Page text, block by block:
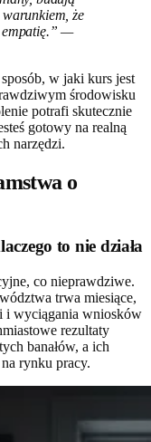
warunkiem, że
empatię.” —
w jaki kurs jest
środowisku
potrafi skutecznie
gotowy na realną
narzędzi.
o
to nie działa
co nieprawdziwe.
trwa miesiące,
i wyciągania wniosków
rezultaty
banałów, a ich
rynku pracy.